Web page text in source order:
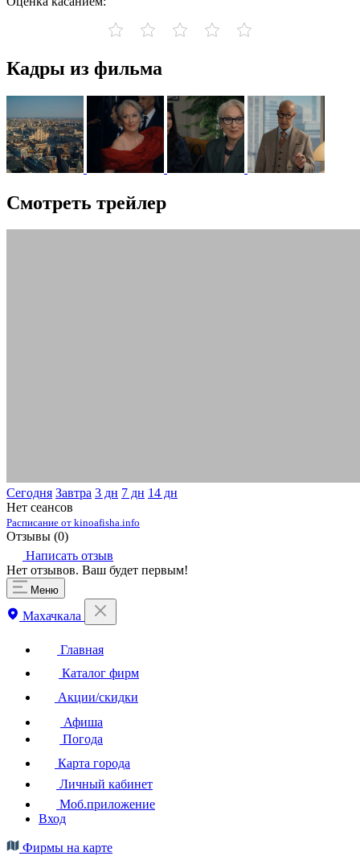
Кадры из фильма
Смотреть трейлер
Сегодня Завтра 3 дн 7 дн 14 дн
Нет сеансов
Расписание от kinoafisha.info
Отзывы (0)
Написать отзыв
Нет отзывов. Ваш будет первым!
Меню
Махачкала
Главная
Каталог фирм
Акции/скидки
Афиша
Погода
Карта города
Личный кабинет
Моб.приложение
Вход
Фирмы на карте